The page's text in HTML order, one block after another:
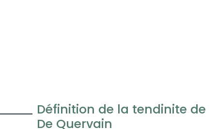
Définition de la tendinite de
De Quervain